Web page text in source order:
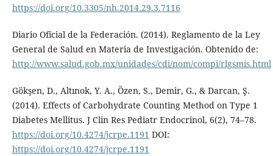
https://doi.org/10.3305/nh.2014.29.3.7116
Diario Oficial de la Federación. (2014). Reglamento de la Ley
General de Salud en Materia de Investigación. Obtenido de:
http://www.salud.gob.mx/unidades/cdi/nom/compi/rlgsmis.html
Gökşen, D., Altınok, Y. A., Özen, S., Demir, G., & Darcan, Ş.
(2014). Effects of Carbohydrate Counting Method on Type 1
Diabetes Mellitus. J Clin Res Pediatr Endocrinol, 6(2), 74–78.
https://doi.org/10.4274/jcrpe.1191 DOI:
https://doi.org/10.4274/jcrpe.1191